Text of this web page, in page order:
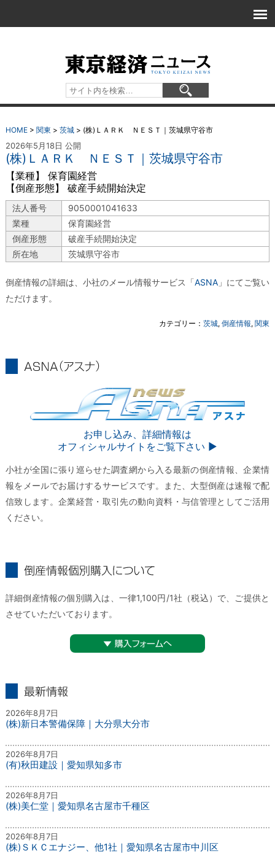
HOME> 関東 > 茨城> (株)ＬＡＲＫ ＮＥＳＴ｜茨城県守谷市
2026年5月18日 公開
(株)ＬＡＲＫ ＮＥＳＴ｜茨城県守谷市
【業種】 保育園経営
【倒産形態】 破産手続開始決定
法人番号
9050001041633
業種
保育園経営
倒産形態
破産手続開始決定
所在地
茨城県守谷市
倒産情報の詳細は、小社のメール情報サービス「ASNA 」にてご覧い
ただけます。
カテゴリー：茨城,倒産情報,関東
お申し込み、詳細情報は
オフィシャルサイトをご覧下さい ▶︎
小社が全国に張り巡らせた調査網から入る最新の倒産情報、企業情
報をメールでお届けするサービスです。また、大型倒産は速報で配
信致します。企業経営・取引先の動向資料・与信管理としてご活用
ください。
詳細倒産情報の個別購入は、一律1,100円/1社（税込）で、ご提供と
させていただいております。
2026年8月7日
(株)新日本警備保障｜大分県大分市
2026年8月7日
(有)秋田建設｜愛知県知多市
2026年8月7日
(株)美仁堂｜愛知県名古屋市千種区
2026年8月7日
(株)ＳＫＣエナジー、他1社｜愛知県名古屋市中川区